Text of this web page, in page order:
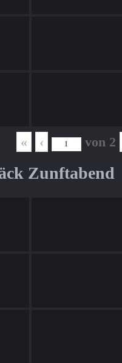
« ‹ von 2
Zunftabend